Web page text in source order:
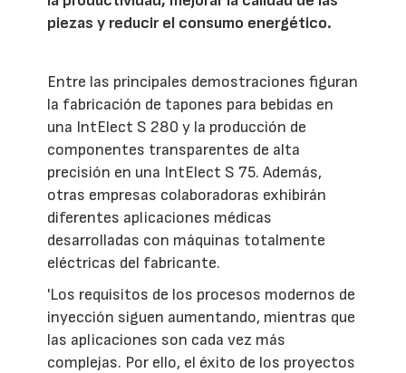
piezas y reducir el consumo energético.
Entre las principales demostraciones figuran
la fabricación de tapones para bebidas en
una IntElect S 280 y la producción de
componentes transparentes de alta
precisión en una IntElect S 75. Además,
otras empresas colaboradoras exhibirán
diferentes aplicaciones médicas
desarrolladas con máquinas totalmente
eléctricas del fabricante.
'Los requisitos de los procesos modernos de
inyección siguen aumentando, mientras que
las aplicaciones son cada vez más
complejas. Por ello, el éxito de los proyectos